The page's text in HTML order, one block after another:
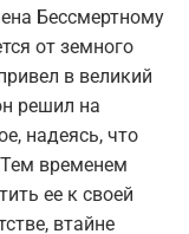
Бессмертному
от земного
в великий
решил на
надеясь, что
временем
ее к своей
втайне